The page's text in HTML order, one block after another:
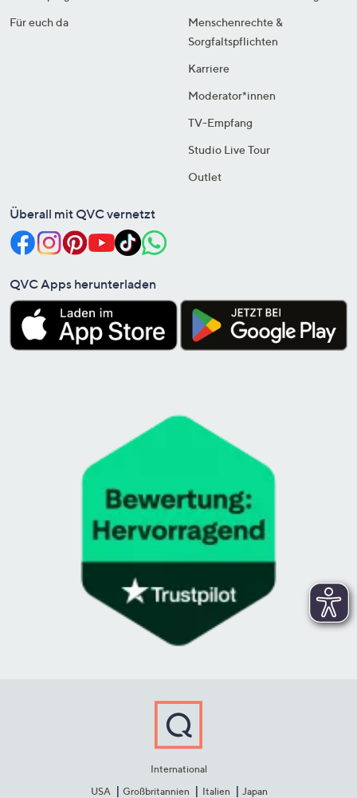
Für euch da
Menschenrechte &
Sorgfaltspflichten
Karriere
Moderator*innen
TV-Empfang
Studio Live Tour
Outlet
Überall mit QVC vernetzt
QVC Apps herunterladen
International
USA
Großbritannien Italien Japan